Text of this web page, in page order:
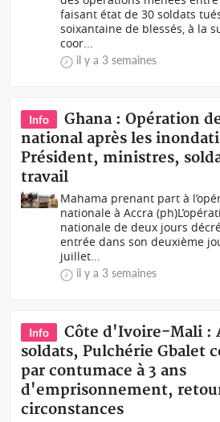
faisant état de 30 soldats
soixantaine de blessés, à la
coor...
il y a 3 semaines
Info
Ghana : Opération
national après les
Président, ministres,
travail
Mahama prenant part à
nationale à Accra
nationale de deux jours
entrée dans son deuxième
juillet...
il y a 3 semaines
Info
Côte d'Ivoire-Mali :
soldats, Pulchérie Gbalet
par contumace à 3 ans
d'emprisonnement,
circonstances